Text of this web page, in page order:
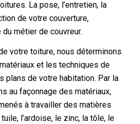
La pose, l’entretien, la
de votre couverture,
métier de couvreur.
votre toiture, nous déterminons
et les techniques de
plans de votre habitation. Par la
au façonnage des matériaux,
à travailler des matières
l’ardoise, le zinc, la tôle, le